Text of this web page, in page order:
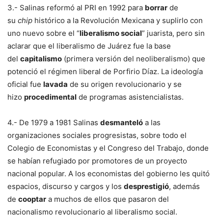
3.- Salinas reformó al PRI en 1992 para borrar de
su chip histórico a la Revolución Mexicana y suplirlo con
uno nuevo sobre el “liberalismo social” juarista, pero sin
aclarar que el liberalismo de Juárez fue la base
del capitalismo (primera versión del neoliberalismo) que
potenció el régimen liberal de Porfirio Díaz. La ideología
oficial fue lavada de su origen revolucionario y se
hizo procedimental de programas asistencialistas.
4.- De 1979 a 1981 Salinas desmanteló a las
organizaciones sociales progresistas, sobre todo el
Colegio de Economistas y el Congreso del Trabajo, donde
se habían refugiado por promotores de un proyecto
nacional popular. A los economistas del gobierno les quitó
espacios, discurso y cargos y los desprestigió, además
de cooptar a muchos de ellos que pasaron del
nacionalismo revolucionario al liberalismo social.